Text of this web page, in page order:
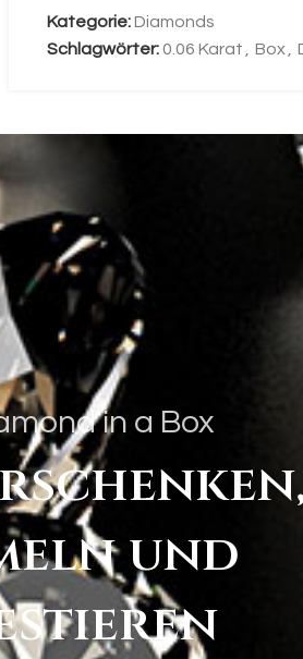
Bestprice-Garantie. Finden Sie
besseren Preis, können Sie
Seit 1946 Graduiert unser
Edelsteine. Alle unsere
und mit einem hauseigenen
Aufschluss über die 4 C’s,
bestimmt werden kann.
Die 4 C’s
Carat (Gewicht), Color (Farbe),
(Schliffqualität). All diese
Diamanten. So kann ein großer
weniger wert sein als ein kleiner
unsere Diamonds in a Box
Gewicht, die Farbe und die
Produktinformation entnehmen.
Kategorie:Diamonds
Schlagwörter: 0.06 Karat Box
in a Box
und